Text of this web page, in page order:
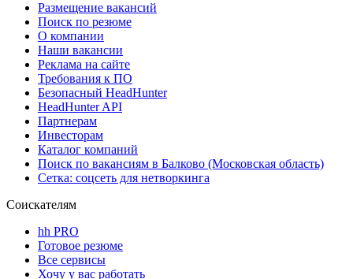
Размещение вакансий
Поиск по резюме
О компании
Наши вакансии
Реклама на сайте
Требования к ПО
Безопасный HeadHunter
HeadHunter API
Партнерам
Инвесторам
Каталог компаний
Поиск по вакансиям в Балково (Московская область)
Сетка: соцсеть для нетворкинга
Соискателям
hh PRO
Готовое резюме
Все сервисы
Хочу у вас работать